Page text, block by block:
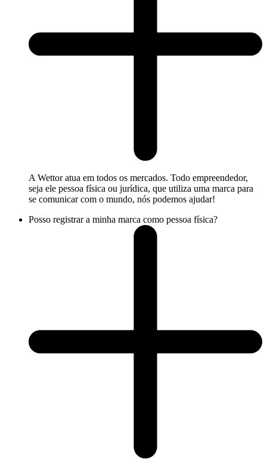
A Wettor atua em todos os mercados. Todo empreendedor,
seja ele pessoa física ou jurídica, que utiliza uma marca para
se comunicar com o mundo, nós podemos ajudar!
Posso registrar a minha marca como pessoa física?